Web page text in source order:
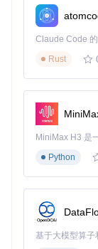
Rust
Python
基于大模型算